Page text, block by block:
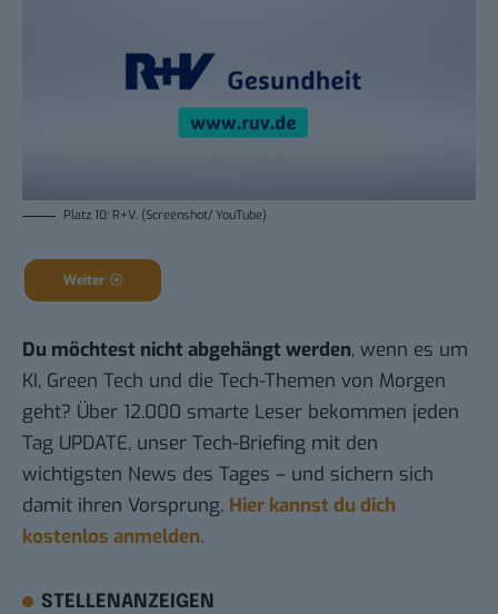
Platz 10: R+V. (Screenshot/ YouTube)
Weiter
Du möchtest nicht abgehängt werden, wenn es um
KI, Green Tech und die Tech-Themen von Morgen
geht? Über 12.000 smarte Leser bekommen jeden
Tag UPDATE, unser Tech-Briefing mit den
wichtigsten News des Tages – und sichern sich
damit ihren Vorsprung. Hier kannst du dich
kostenlos anmelden.
STELLENANZEIGEN